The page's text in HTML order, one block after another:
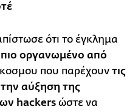
ότι το έγκλημα
πιο οργανωμένο από
που παρέχουν τις
την αύξηση της
hackers ώστε να